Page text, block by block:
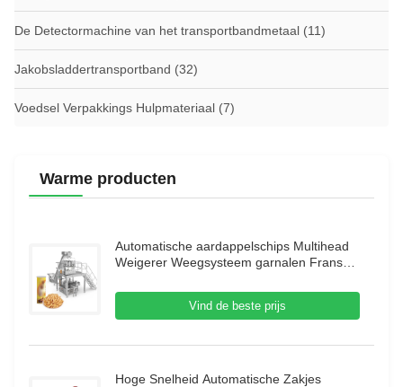
De Detectormachine van het transportbandmetaal (11)
Jakobsladdertransportband (32)
Voedsel Verpakkings Hulpmateriaal (7)
Warme producten
Automatische aardappelschips Multihead
Weigerer Weegsysteem garnalen Franse
Verpakkingsmachine
Vind de beste prijs
Hoge Snelheid Automatische Zakjes